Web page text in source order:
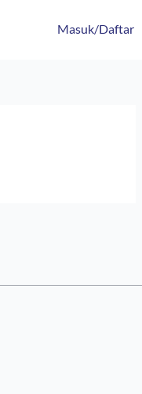
Masuk/Daftar